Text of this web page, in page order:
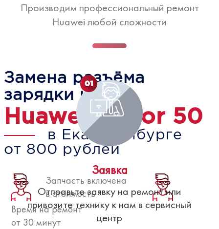
Замена разъёма
зарядки на
Huawei Honor 50
в Екатеринбурге
от 800 рублей
Запчасть включена
в стоимость
Время на ремонт
от 30 минут
Производим профессиональный ремонт
Huawei любой сложности
01
Заявка
Отправьте заявку на ремонт или
привозите технику к нам в сервисный
центр